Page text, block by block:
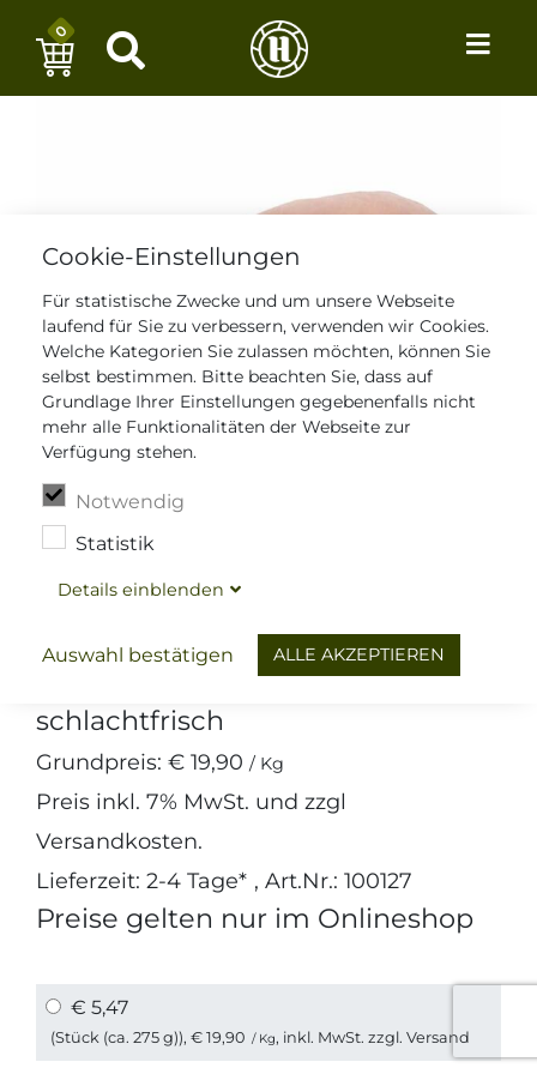
Cookie-Einstellungen
Für statistische Zwecke und um unsere Webseite
laufend für Sie zu verbessern, verwenden wir Cookies.
Welche Kategorien Sie zulassen möchten, können Sie
selbst bestimmen. Bitte beachten Sie, dass auf
Grundlage Ihrer Einstellungen gegebenenfalls nicht
mehr alle Funktionalitäten der Webseite zur
Verfügung stehen.
Notwendig
Statistik
Details einblenden
Auswahl bestätigen ALLE AKZEPTIEREN
0
Fleisch Niederbayerisches Geflügel
Hähnchen Brustfilet
schlachtfrisch
Grundpreis: € 19,90 / Kg
Preis inkl. 7% MwSt. und zzgl
Versandkosten.
Lieferzeit: 2-4 Tage* , Art.Nr.: 100127
Preise gelten nur im Onlineshop
€ 5,47
(Stück (ca. 275 g)), € 19,90 / Kg, inkl. MwSt. zzgl. Versand